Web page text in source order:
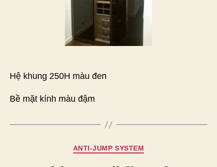
Hệ khung 250H màu đen
Bề mặt kính màu đậm
Chuyên
ANTI-JUMP SYSTEM